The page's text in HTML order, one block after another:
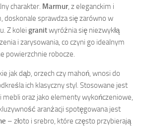
charakter. Marmur, z eleganckim i
doskonale sprawdza się zarówno w
Z kolei granitwyróżnia się niezwykłą
i zarysowania, co czyni go idealnym
powierzchnie robocze.
jak dąb, orzech czy mahoń, wnosi do
ich klasyczny styl. Stosowane jest
mebli oraz jako elementy wykończeniowe,
aranżacji spotęgowana jest
– złoto i srebro, które często przybierają